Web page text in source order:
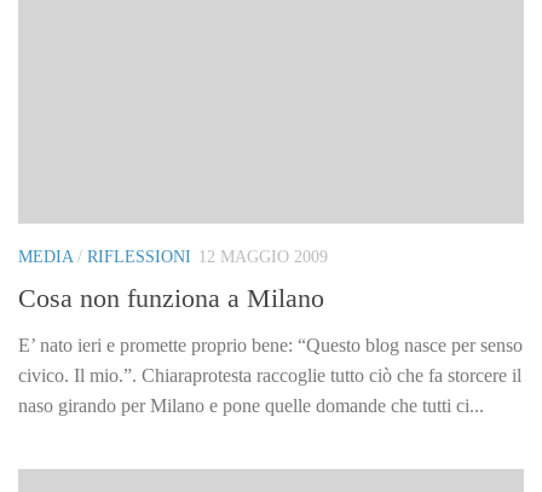
MEDIA/ RIFLESSIONI 12 MAGGIO 2009
Cosa non funziona a Milano
E’ nato ieri e promette proprio bene: “Questo blog nasce per senso
civico. Il mio.”. Chiaraprotesta raccoglie tutto ciò che fa storcere il
naso girando per Milano e pone quelle domande che tutti ci...